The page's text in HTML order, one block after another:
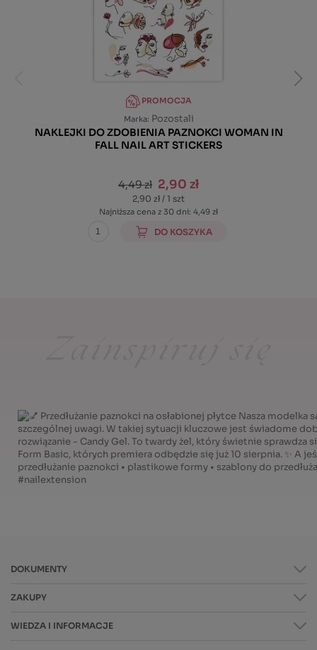
PROMOCJA
Marka: Pozostali
NAKLEJKI DO ZDOBIENIA PAZNOKCI WOMAN IN
FALL NAIL ART STICKERS
4,49 zł 2,90 zł
2,90 zł / 1 szt
Najniższa cena z 30 dni: 4,49 zł
DO KOSZYKA
ZAKUPY
DOKUMENTY
WIEDZA I INFORMACJE